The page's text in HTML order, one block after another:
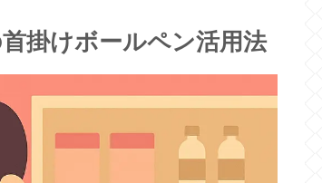
掛けボールペン活用法